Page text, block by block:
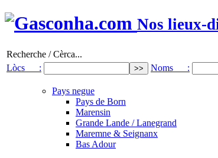
Nos lieux-
Recherche / Cèrca...
Lòcs :
Noms :
Pays negue
Pays de Born
Marensin
Grande Lande / Lanegrand
Maremne & Seignanx
Bas Adour